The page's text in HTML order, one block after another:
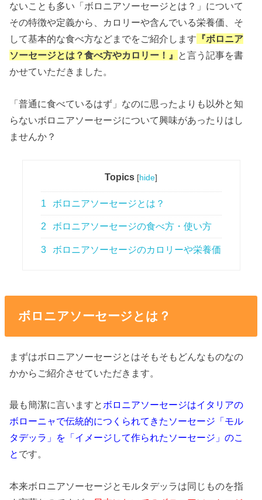
ないことも多い「ボロニアソーセージとは？」について
その特徴や定義から、カロリーや含んでいる栄養価、そ
して基本的な食べ方などまでをご紹介します 『ボロニア
ソーセージとは？食べ方やカロリー！』 と言う記事を書
かせていただきました。
「普通に食べているはず」なのに思ったよりも以外と知
らないボロニアソーセージについて興味があったりはし
ませんか？
Topics [hide]
1 ボロニアソーセージとは？
2 ボロニアソーセージの食べ方・使い方
3 ボロニアソーセージのカロリーや栄養価
ボロニアソーセージとは？
まずはボロニアソーセージとはそもそもどんなものなの
かからご紹介させていただきます。
最も簡潔に言いますと ボロニアソーセージはイタリアの
ボローニャで伝統的につくられてきたソーセージ「モル
タデッラ」を「イメージして作られたソーセージ」のこ
と です。
本来ボロニアソーセージとモルタデッラは同じものを指